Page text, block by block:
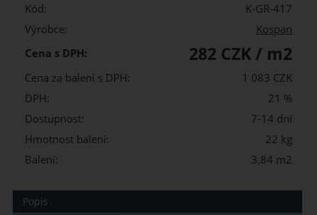
Kód:
K-GR-417
Výrobce:
Kospan
Cena s DPH:
282 CZK / m2
Cena za balení s DPH:
1 083 CZK
DPH:
21 %
Dostupnost:
7-14 dní
Hmotnost balení:
22 kg
Balení:
3,84 m2
Popis